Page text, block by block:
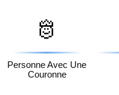
🫅
Personne Avec Une
Couronne